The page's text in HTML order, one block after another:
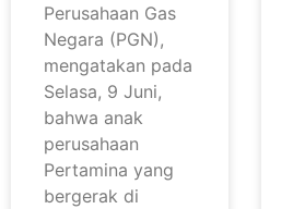
Perusahaan Gas
Negara (PGN),
mengatakan pada
Selasa, 9 Juni,
bahwa anak
perusahaan
Pertamina yang
bergerak di